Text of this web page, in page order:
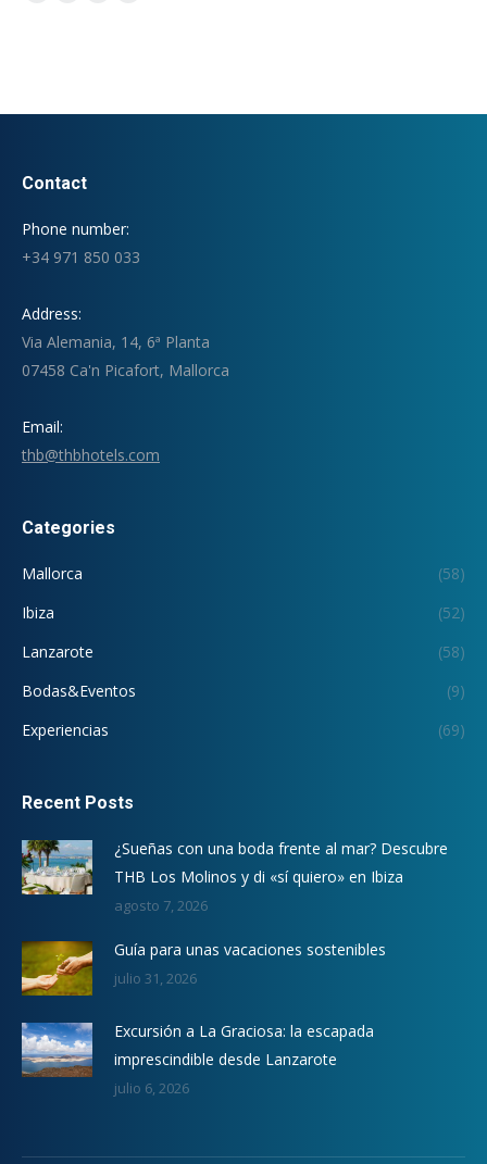
Contact
Phone number:
+34 971 850 033
Address:
Via Alemania, 14, 6ª Planta
07458 Ca'n Picafort, Mallorca
Email:
thb@thbhotels.com
Categories
Mallorca
(58)
Ibiza
(52)
Lanzarote
(58)
Bodas&Eventos
(9)
Experiencias
(69)
Recent Posts
¿Sueñas con una boda frente al mar? Descubre
THB Los Molinos y di «sí quiero» en Ibiza
agosto 7, 2026
Guía para unas vacaciones sostenibles
julio 31, 2026
Excursión a La Graciosa: la escapada
imprescindible desde Lanzarote
julio 6, 2026